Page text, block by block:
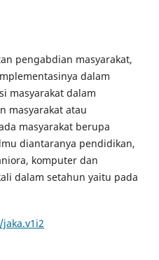
pengabdian masyarakat,
dalam
masyarakat dalam
masyarakat atau
masyarakat berupa
diantaranya pendidikan,
komputer dan
dalam setahun yaitu pada